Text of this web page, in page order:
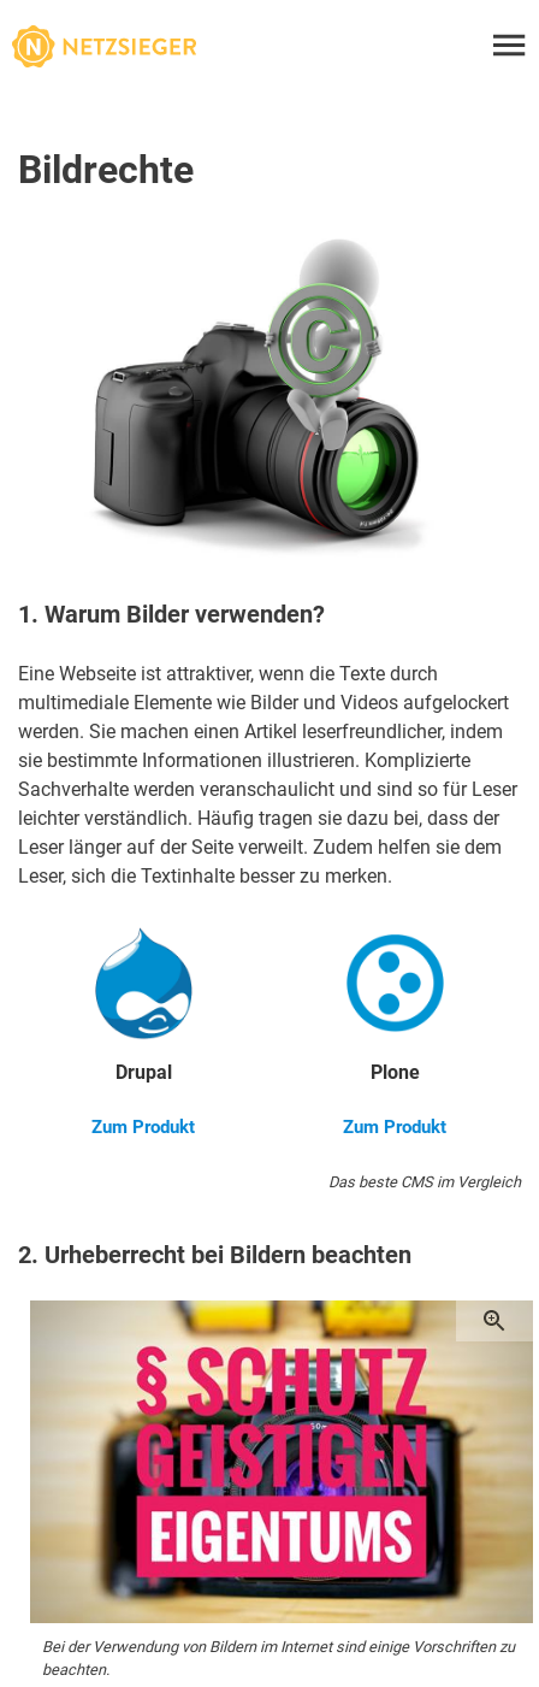
Bildrechte
1. Warum Bilder verwenden?
Eine Webseite ist attraktiver, wenn die Texte durch
multimediale Elemente wie Bilder und Videos aufgelockert
werden. Sie machen einen Artikel leserfreundlicher, indem
sie bestimmte Informationen illustrieren. Komplizierte
Sachverhalte werden veranschaulicht und sind so für Leser
leichter verständlich. Häufig tragen sie dazu bei, dass der
Leser länger auf der Seite verweilt. Zudem helfen sie dem
Leser, sich die Textinhalte besser zu merken.
Drupal
Zum Produkt
Plone
Zum Produkt
Das beste CMS im Vergleich
2. Urheberrecht bei Bildern beachten
Bei der Verwendung von Bildern im Internet sind einige Vorschriften zu
beachten.